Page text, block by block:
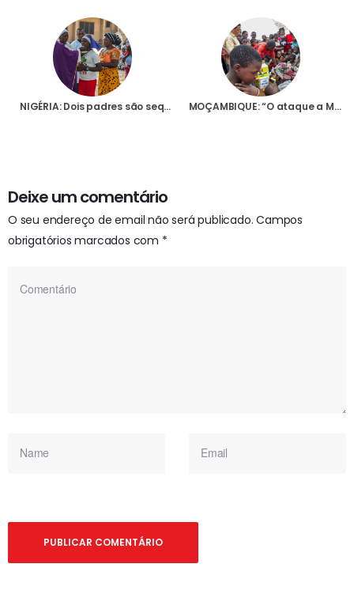
NIGÉRIA: Dois padres são sequestrados em menos de uma semana, o que revela uma inquietante falta de segurança MOÇAMBIQUE: “O ataque a Macomia aumentou o sentimento de insegurança”, diz Bispo de Pemba em mensagem à Fundação AIS
Deixe um comentário
O seu endereço de email não será publicado. Campos
obrigatórios marcados com *